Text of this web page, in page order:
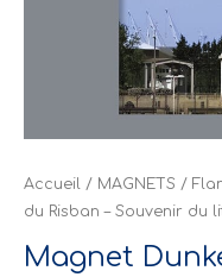
Accueil / MAGNETS /
du Risban – Souvenir du
Magnet